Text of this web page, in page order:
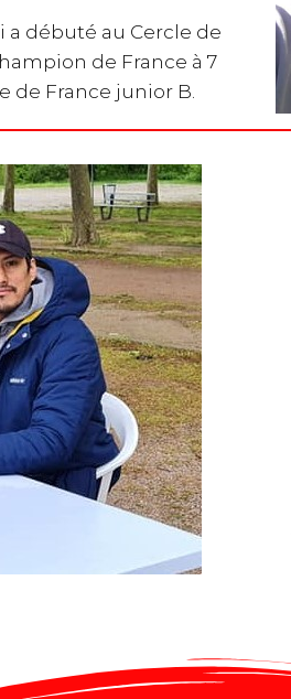
débuté au Cercle de
de France à 7
de France junior B.